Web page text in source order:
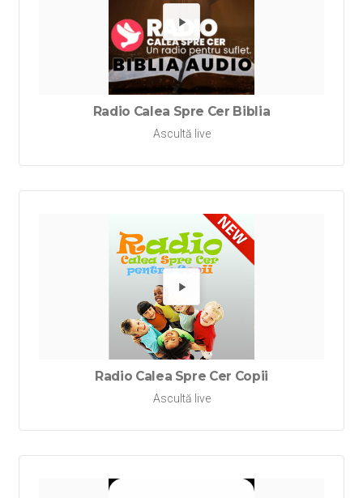
Redă
Radio Calea Spre Cer Biblia
Ascultă live
Redă
Radio Calea Spre Cer Copii
Ascultă live